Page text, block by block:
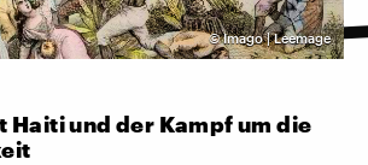
©Imago | Leemage
Haiti und der Kampf um die